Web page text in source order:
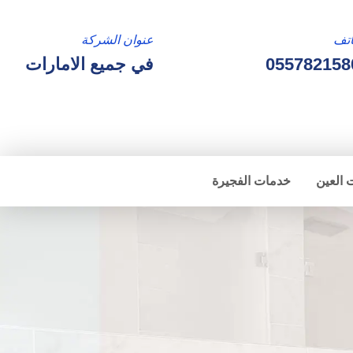
عنوان الشركة
في جميع الامارات
العين خدمات الفجيرة